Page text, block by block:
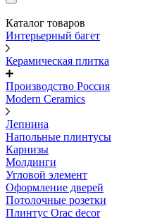
Каталог товаров
Интерьерный багет
Керамическая плитка
Производство Россия
Modern Ceramics
Лепнина
Напольные плинтусы
Карнизы
Молдинги
Угловой элемент
Оформление дверей
Потолочные розетки
Плинтус Orac decor